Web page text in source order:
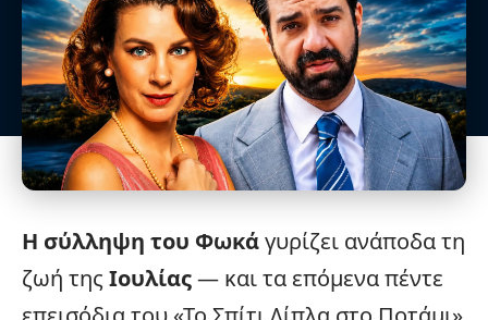
Η σύλληψη του Φωκάγυρίζει ανάποδα τη
ζωή της Ιουλίας— και τα επόμενα πέντε